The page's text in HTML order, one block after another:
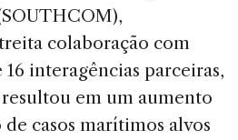
colaboração com
16 interagências parceiras,
em um aumento
casos marítimos alvos